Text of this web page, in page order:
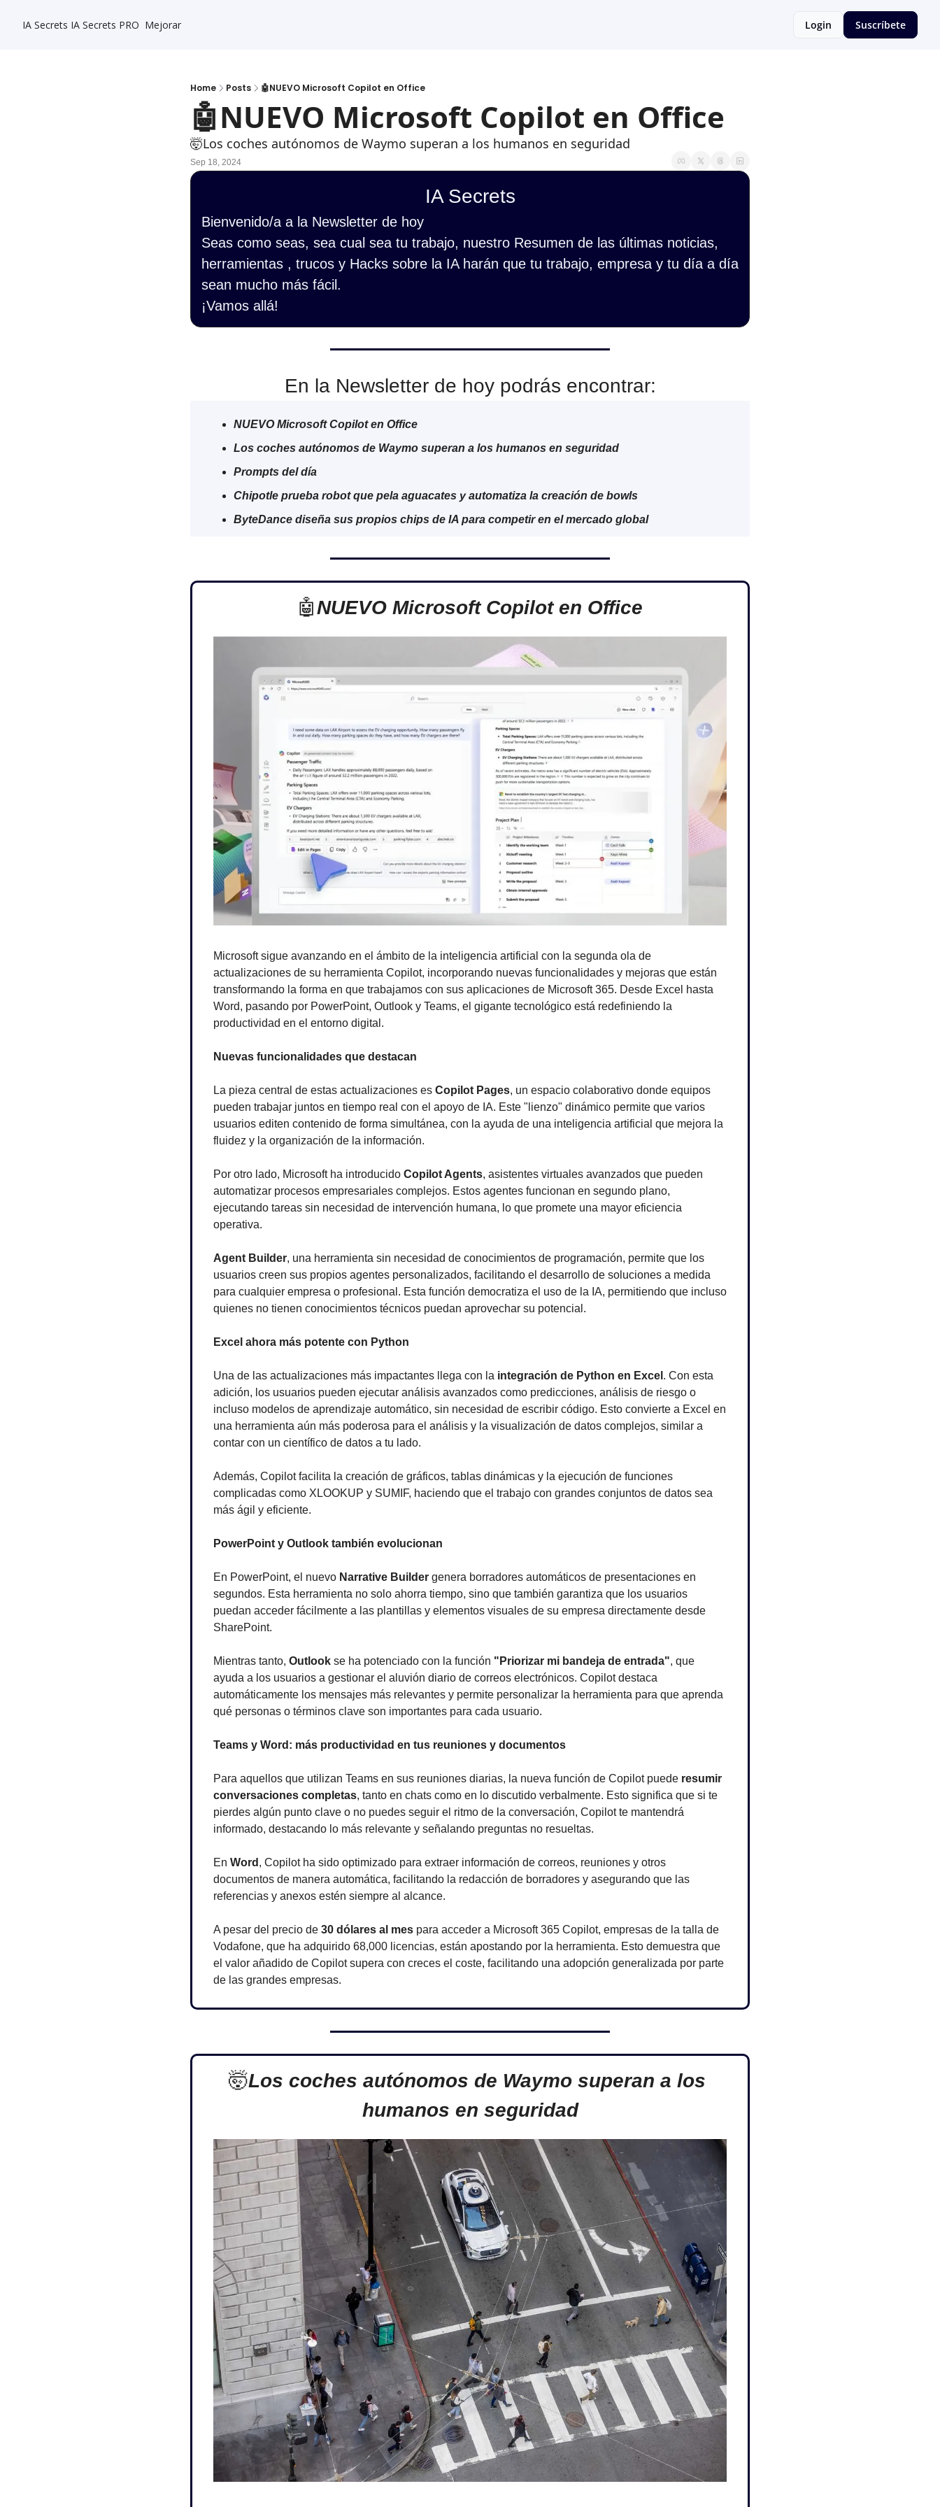
IA Secrets IA Secrets PRO Mejorar Login Suscríbete
Home Posts 🤖NUEVO Microsoft Copilot en Office
🤖NUEVO Microsoft Copilot en Office
🤯Los coches autónomos de Waymo superan a los humanos en seguridad
Sep 18, 2024
IA Secrets
Bienvenido/a a la Newsletter de hoy
Seas como seas, sea cual sea tu trabajo, nuestro Resumen de las últimas noticias,
herramientas , trucos y Hacks sobre la IA harán que tu trabajo, empresa y tu día a día
sean mucho más fácil.
¡Vamos allá!
En la Newsletter de hoy podrás encontrar:
NUEVO Microsoft Copilot en Office
Los coches autónomos de Waymo superan a los humanos en seguridad
Prompts del día
Chipotle prueba robot que pela aguacates y automatiza la creación de bowls
ByteDance diseña sus propios chips de IA para competir en el mercado global
🤖NUEVO Microsoft Copilot en Office
Microsoft sigue avanzando en el ámbito de la inteligencia artificial con la segunda ola de
actualizaciones de su herramienta Copilot, incorporando nuevas funcionalidades y mejoras que están
transformando la forma en que trabajamos con sus aplicaciones de Microsoft 365. Desde Excel hasta
Word, pasando por PowerPoint, Outlook y Teams, el gigante tecnológico está redefiniendo la
productividad en el entorno digital.
Nuevas funcionalidades que destacan
La pieza central de estas actualizaciones es Copilot Pages, un espacio colaborativo donde equipos
pueden trabajar juntos en tiempo real con el apoyo de IA. Este "lienzo" dinámico permite que varios
usuarios editen contenido de forma simultánea, con la ayuda de una inteligencia artificial que mejora la
fluidez y la organización de la información.
Por otro lado, Microsoft ha introducido Copilot Agents, asistentes virtuales avanzados que pueden
automatizar procesos empresariales complejos. Estos agentes funcionan en segundo plano,
ejecutando tareas sin necesidad de intervención humana, lo que promete una mayor eficiencia
operativa.
Agent Builder, una herramienta sin necesidad de conocimientos de programación, permite que los
usuarios creen sus propios agentes personalizados, facilitando el desarrollo de soluciones a medida
para cualquier empresa o profesional. Esta función democratiza el uso de la IA, permitiendo que incluso
quienes no tienen conocimientos técnicos puedan aprovechar su potencial.
Excel ahora más potente con Python
Una de las actualizaciones más impactantes llega con la integración de Python en Excel . Con esta
adición, los usuarios pueden ejecutar análisis avanzados como predicciones, análisis de riesgo o
incluso modelos de aprendizaje automático, sin necesidad de escribir código. Esto convierte a Excel en
una herramienta aún más poderosa para el análisis y la visualización de datos complejos, similar a
contar con un científico de datos a tu lado.
Además, Copilot facilita la creación de gráficos, tablas dinámicas y la ejecución de funciones
complicadas como XLOOKUP y SUMIF, haciendo que el trabajo con grandes conjuntos de datos sea
más ágil y eficiente.
PowerPoint y Outlook también evolucionan
En PowerPoint, el nuevo Narrative Builder genera borradores automáticos de presentaciones en
segundos. Esta herramienta no solo ahorra tiempo, sino que también garantiza que los usuarios
puedan acceder fácilmente a las plantillas y elementos visuales de su empresa directamente desde
SharePoint.
Mientras tanto, Outlook se ha potenciado con la función "Priorizar mi bandeja de entrada", que
ayuda a los usuarios a gestionar el aluvión diario de correos electrónicos. Copilot destaca
automáticamente los mensajes más relevantes y permite personalizar la herramienta para que aprenda
qué personas o términos clave son importantes para cada usuario.
Teams y Word: más productividad en tus reuniones y documentos
Para aquellos que utilizan Teams en sus reuniones diarias, la nueva función de Copilot puede resumir
conversaciones completas, tanto en chats como en lo discutido verbalmente. Esto significa que si te
pierdes algún punto clave o no puedes seguir el ritmo de la conversación, Copilot te mantendrá
informado, destacando lo más relevante y señalando preguntas no resueltas.
En Word , Copilot ha sido optimizado para extraer información de correos, reuniones y otros
documentos de manera automática, facilitando la redacción de borradores y asegurando que las
referencias y anexos estén siempre al alcance.
A pesar del precio de 30 dólares al mes para acceder a Microsoft 365 Copilot, empresas de la talla de
Vodafone, que ha adquirido 68,000 licencias, están apostando por la herramienta. Esto demuestra que
el valor añadido de Copilot supera con creces el coste, facilitando una adopción generalizada por parte
de las grandes empresas.
🤯Los coches autónomos de Waymo superan a los
humanos en seguridad